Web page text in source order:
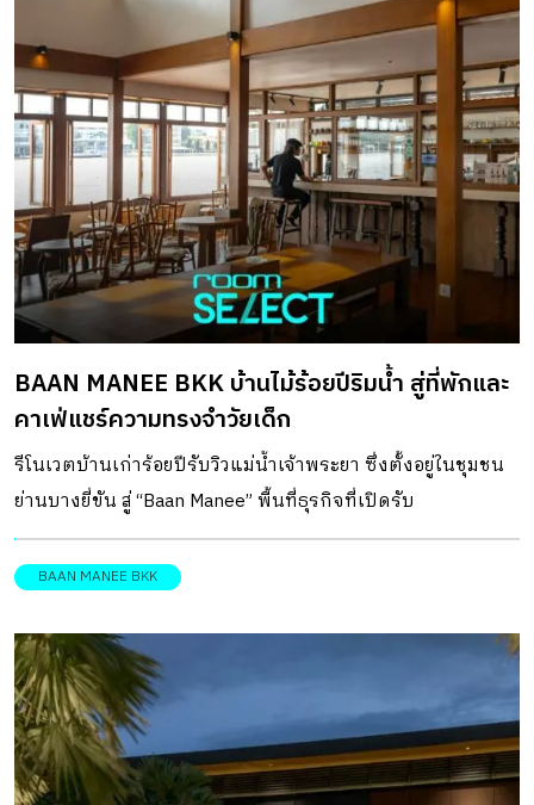
งดงามของธรรมชาติ เป็นพื้นที่พบปะสังสรรค์ของผู้คน
ในรูปแบบ All Day Dining ที่รวมเอาทั้งคาเฟ่ ร้าน
อาหาร คอมมูนิตี้สเปซ และพื้นที่รองรับการจัดเวิร์
กช็อปเข้าไว้ด้วยกันอย่างลงตัว เมื่ออาคารงอกออกมา
จากผืนดิน The Communes เริ่มต้นจากความฝันของ
ครอบครัวของคุณกรีน-เมธพร ทุกูลพาณิชย์ […]
เ
ท
ข
ไ
BAAN MANEE BKK บ้านไม้ร้อยปีริมน้ำ สู่ที่พักและ
คาเฟ่แชร์ความทรงจำวัยเด็ก
รีโนเวตบ้านเก่าร้อยปีรับวิวแม่น้ำเจ้าพระยา ซึ่งตั้งอยู่ในชุมชน
ย่านบางยี่ขัน สู่ “Baan Manee” พื้นที่ธุรกิจที่เปิดรับ
ประสบการณ์ริมแม่น้ำ เชื่อมกลิ่นอายความทรงจำในวัยเด็กของ
ทายาทรุ่นที่ 5 สถาปัตยกรรม หรือสิ่งก่อสร้างมักได้รับการ
เป็นสถานที่กักเก็บความทรงจำของผู้ใช้งานด้วย เหมือนกับ
ที่พักพร้อมคาเฟ่ที่ชื่อว่า “Baan Manee” แห่งนี้ แม้ภายในจะได้
รับการรีโนเวตใหม่ แต่ทว่ากลับซ่อนเรื่องราวความทรงจำในวัย
เยาว์ของเจ้าของที่ต้องการเก็บรักษาไว้ในรูปแบบของพื้นที่
ธุรกิจได้อย่างลงตัว พื้นที่ธุรกิจสืบทอดจากบ้านเก่าโดยเจ้าของ
BAAN MANEE BKK